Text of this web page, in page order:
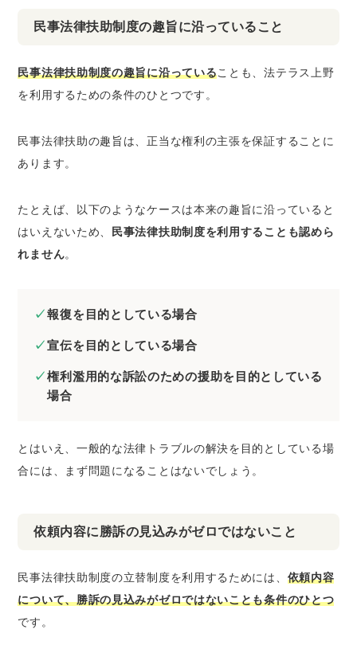
民事法律扶助制度の趣旨に沿っていること
民事法律扶助制度の趣旨に沿っていることも、法テラス上野
を利用するための条件のひとつです。
民事法律扶助の趣旨は、正当な権利の主張を保証することに
あります。
たとえば、以下のようなケースは本来の趣旨に沿っていると
はいえないため、 民事法律扶助制度を利用することも認めら
れません。
報復を目的としている場合
宣伝を目的としている場合
権利濫用的な訴訟のための援助を目的としている
場合
とはいえ、一般的な法律トラブルの解決を目的としている場
合には、まず問題になることはないでしょう。
依頼内容に勝訴の見込みがゼロではないこと
民事法律扶助制度の立替制度を利用するためには、 依頼内容
について、勝訴の見込みがゼロではないことも条件のひとつ
です。